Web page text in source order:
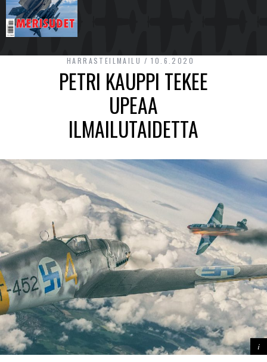
HARRASTEILMAILU 10.6.2020
PETRI KAUPPI TEKEE
UPEAA
ILMAILUTAIDETTA